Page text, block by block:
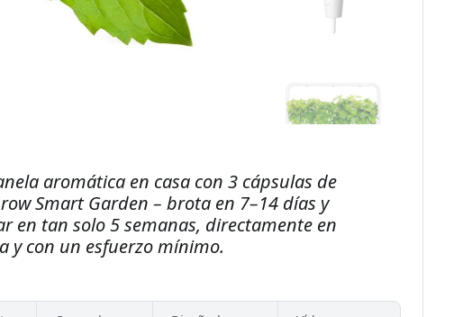
aromática en casa con 3 cápsulas de
Smart Garden – brota en 7–14 días y
en tan solo 5 semanas, directamente en
y con un esfuerzo mínimo.